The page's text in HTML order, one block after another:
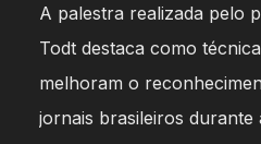
A palestra realizada pelo
Todt destaca como
melhoram o
jornais brasileiros durante